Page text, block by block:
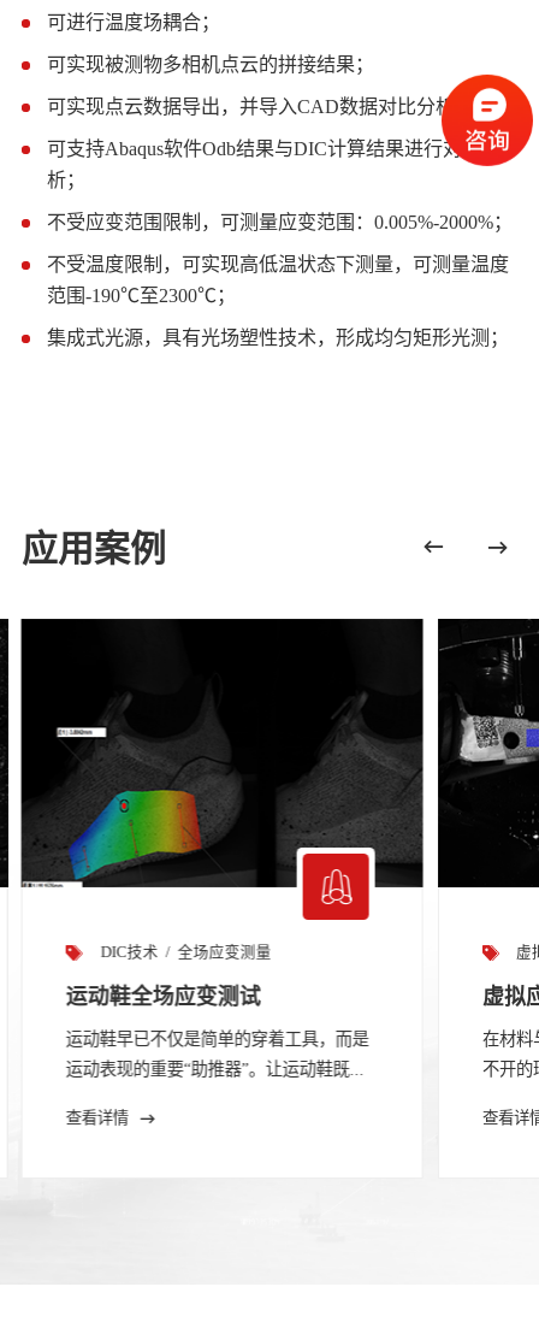
1 可进行温度场耦合；
2 可实现被测物多相机点云的拼接结果；
3 可实现点云数据导出，并导入CAD数据对比分析；
6
可支持Abaqus软件Odb结果与DIC计算结果进行对比分
析；
7 不受应变范围限制，可测量应变范围：0.005%-2000%；
8
不受温度限制，可实现高低温状态下测量，可测量温度
范围-190℃至2300℃；
9 集成式光源，具有光场塑性技术，形成均匀矩形光测；
应用案例
虚拟应变片 强度测试
虚拟应变片测量
在材料与结构测试中，应变测量一直是绕
不开的环节。传统电阻应变片虽然技术...
查看详情
线
线缆
线缆
传统
查看详